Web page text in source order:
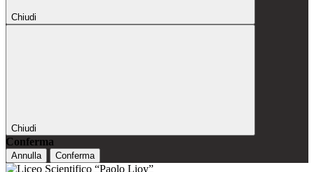
Chiudi
Chiudi
Conferma
Annulla Conferma